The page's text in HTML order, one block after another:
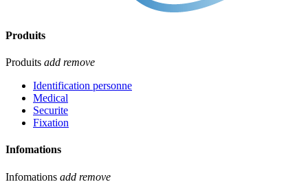
Produits
Produits add remove
Identification personne
Medical
Securite
Fixation
Infomations
Infomations add remove